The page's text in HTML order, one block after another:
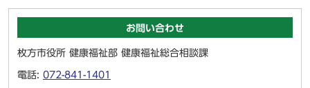
お問い合わせ
枚方市役所 健康福祉部 健康福祉総合相談課
電話: 072-841-1401